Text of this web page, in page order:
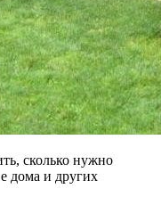
сколько нужно
дома и других